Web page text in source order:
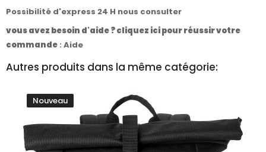
Possibilité d'express 24 H nous consulter
vous avez besoin d'aide ? cliquez ici pour réussir votre
commande : Aide
Autres produits dans la même catégorie:
Nouveau